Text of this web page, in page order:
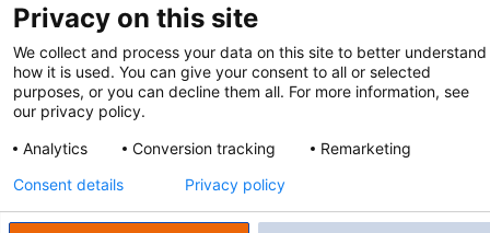
fpett.fr| Politique de confidentialité | Mentions légales
Privacy on this site
We collect and process your data on this site to better understand
how it is used. You can give your consent to all or selected
purposes, or you can decline them all. For more information, see
our privacy policy.
Analytics
Conversion tracking Remarketing
Consent details Privacy policy